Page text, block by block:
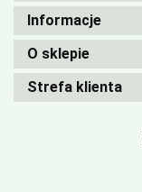
Informacje
O sklepie
Strefa klienta